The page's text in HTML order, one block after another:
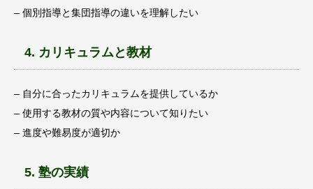
– 個別指導と集団指導の違いを理解したい
4. カリキュラムと教材
– 自分に合ったカリキュラムを提供しているか
– 使用する教材の質や内容について知りたい
– 進度や難易度が適切か
5. 塾の実績